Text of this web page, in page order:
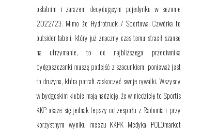
ostatnim i zarazem decydującym pojedynku w sezonie
2022/23. Mimo że Hydrotruck / Sportowa Czwórka to
outsider tabeli, który już znaczny czas temu stracił szanse
na utrzymanie, to do najbliższego przeciwnika
bydgoszczanki muszą podejść z szacunkiem, ponieważ jest
to drużyna, która potrafi zaskoczyć swoje rywalki. Wszyscy
w bydgoskim klubie mają nadzieję, że w niedzielę to Sportis
KKP okaże się jednak lepszy od zespołu z Radomia i przy
korzystnym wyniku meczu KKPK Medyka POLOmarket